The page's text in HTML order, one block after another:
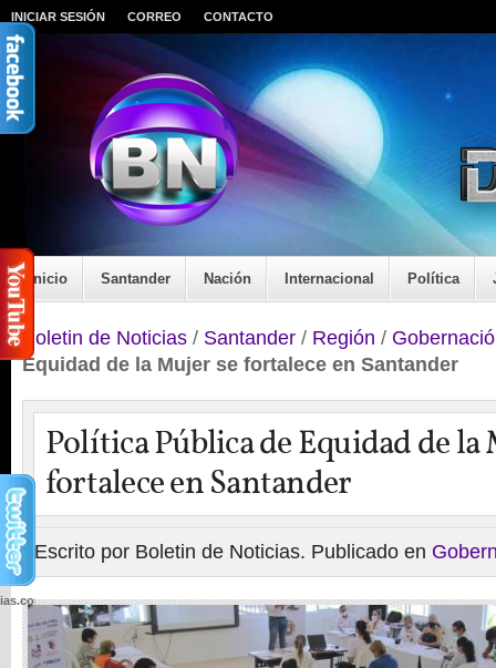
INICIAR SESIÓN CORREO CONTACTO
Inicio Santander Nación Internacional Política
Boletin de Noticias / Santander / Región /
Equidad de la Mujer se fortalece en Santander
Política Pública de Equidad de la
fortalece en Santander
Escrito por Boletin de Noticias. Publicado en
wp-